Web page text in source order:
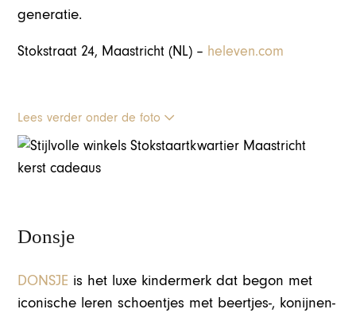
generatie.
Stokstraat 24, Maastricht (NL) – heleven.com
Lees verder onder de foto
Donsje
DONSJE is het luxe kindermerk dat begon met
iconische leren schoentjes met beertjes-, konijnen-